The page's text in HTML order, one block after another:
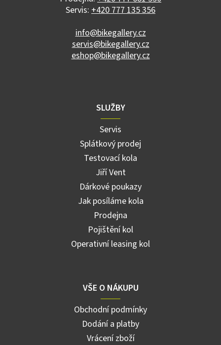
r
v
y
v
ý
p
Servis: +420 777 135 356
info@bikegallery.cz
servis@bikegallery.cz
eshop@bikegallery.cz
SLUŽBY
Servis
Splátkový prodej
Testovací kola
Jiří Vent
Dárkové poukazy
Jak posíláme kola
Prodejna
Pojištění kol
Operativní leasing kol
VŠE O NÁKUPU
Obchodní podmínky
Dodání a platby
Vrácení zboží